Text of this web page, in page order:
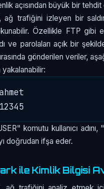
açısından büyük bir
ağ trafiğini izleyen bir
Özellikle FTP gibi
ve parolaları açık bir
gönderilen veriler,
yakalanabilir:
komutu kullanıcı
doğrudan ifşa eder.
ile Kimlik Bilgisi